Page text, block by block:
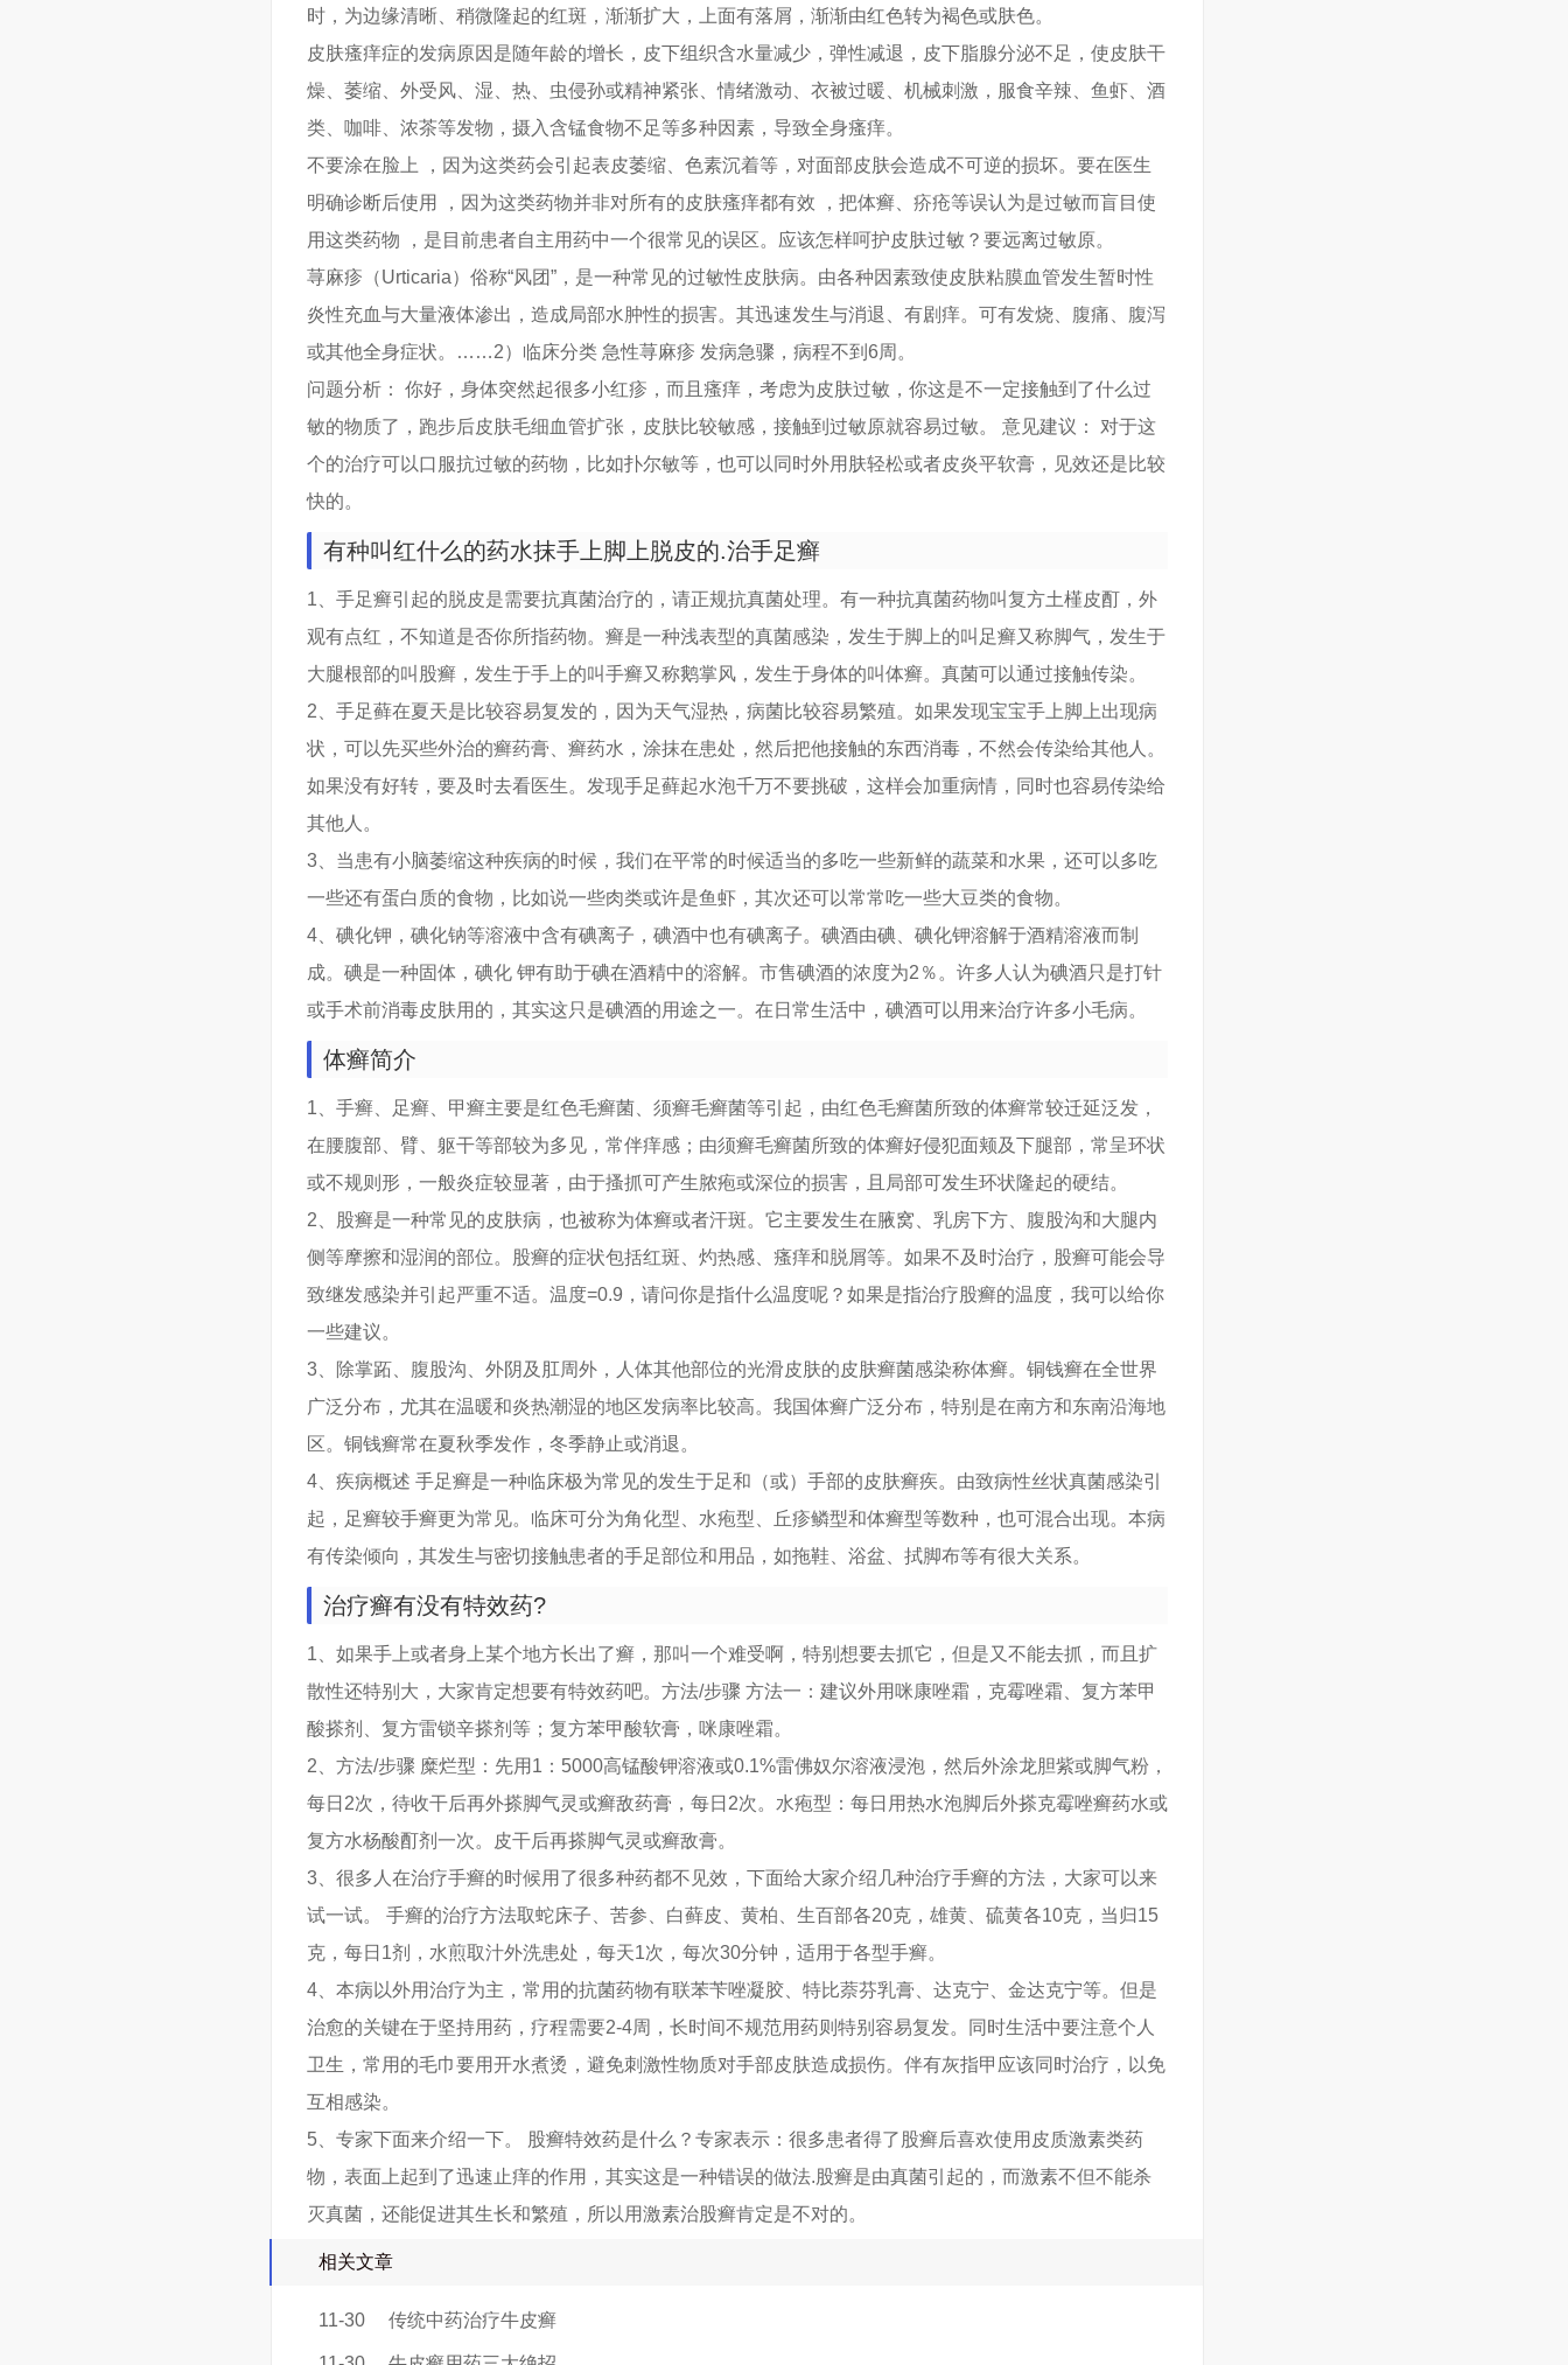
时，为边缘清晰、稍微隆起的红斑，渐渐扩大，上面有落屑，渐渐由红色转为褐色或肤色。
皮肤瘙痒症的发病原因是随年龄的增长，皮下组织含水量减少，弹性减退，皮下脂腺分泌不足，使皮肤干
燥、萎缩、外受风、湿、热、虫侵孙或精神紧张、情绪激动、衣被过暖、机械刺激，服食辛辣、鱼虾、酒
类、咖啡、浓茶等发物，摄入含锰食物不足等多种因素，导致全身瘙痒。
不要涂在脸上 ，因为这类药会引起表皮萎缩、色素沉着等，对面部皮肤会造成不可逆的损坏。要在医生
明确诊断后使用 ，因为这类药物并非对所有的皮肤瘙痒都有效 ，把体癣、疥疮等误认为是过敏而盲目使
用这类药物 ，是目前患者自主用药中一个很常见的误区。应该怎样呵护皮肤过敏？要远离过敏原。
荨麻疹（Urticaria）俗称“风团”，是一种常见的过敏性皮肤病。由各种因素致使皮肤粘膜血管发生暂时性
炎性充血与大量液体渗出，造成局部水肿性的损害。其迅速发生与消退、有剧痒。可有发烧、腹痛、腹泻
或其他全身症状。……2）临床分类 急性荨麻疹 发病急骤，病程不到6周。
问题分析： 你好，身体突然起很多小红疹，而且瘙痒，考虑为皮肤过敏，你这是不一定接触到了什么过
敏的物质了，跑步后皮肤毛细血管扩张，皮肤比较敏感，接触到过敏原就容易过敏。 意见建议： 对于这
个的治疗可以口服抗过敏的药物，比如扑尔敏等，也可以同时外用肤轻松或者皮炎平软膏，见效还是比较
快的。
有种叫红什么的药水抹手上脚上脱皮的.治手足癣
1、手足癣引起的脱皮是需要抗真菌治疗的，请正规抗真菌处理。有一种抗真菌药物叫复方土槿皮酊，外
观有点红，不知道是否你所指药物。癣是一种浅表型的真菌感染，发生于脚上的叫足癣又称脚气，发生于
大腿根部的叫股癣，发生于手上的叫手癣又称鹅掌风，发生于身体的叫体癣。真菌可以通过接触传染。
2、手足藓在夏天是比较容易复发的，因为天气湿热，病菌比较容易繁殖。如果发现宝宝手上脚上出现病
状，可以先买些外治的癣药膏、癣药水，涂抹在患处，然后把他接触的东西消毒，不然会传染给其他人。
如果没有好转，要及时去看医生。发现手足藓起水泡千万不要挑破，这样会加重病情，同时也容易传染给
其他人。
3、当患有小脑萎缩这种疾病的时候，我们在平常的时候适当的多吃一些新鲜的蔬菜和水果，还可以多吃
一些还有蛋白质的食物，比如说一些肉类或许是鱼虾，其次还可以常常吃一些大豆类的食物。
4、碘化钾，碘化钠等溶液中含有碘离子，碘酒中也有碘离子。碘酒由碘、碘化钾溶解于酒精溶液而制
成。碘是一种固体，碘化 钾有助于碘在酒精中的溶解。市售碘酒的浓度为2％。许多人认为碘酒只是打针
或手术前消毒皮肤用的，其实这只是碘酒的用途之一。在日常生活中，碘酒可以用来治疗许多小毛病。
体癣简介
1、手癣、足癣、甲癣主要是红色毛癣菌、须癣毛癣菌等引起，由红色毛癣菌所致的体癣常较迁延泛发，
在腰腹部、臂、躯干等部较为多见，常伴痒感；由须癣毛癣菌所致的体癣好侵犯面颊及下腿部，常呈环状
或不规则形，一般炎症较显著，由于搔抓可产生脓疱或深位的损害，且局部可发生环状隆起的硬结。
2、股癣是一种常见的皮肤病，也被称为体癣或者汗斑。它主要发生在腋窝、乳房下方、腹股沟和大腿内
侧等摩擦和湿润的部位。股癣的症状包括红斑、灼热感、瘙痒和脱屑等。如果不及时治疗，股癣可能会导
致继发感染并引起严重不适。温度=0.9，请问你是指什么温度呢？如果是指治疗股癣的温度，我可以给你
一些建议。
3、除掌跖、腹股沟、外阴及肛周外，人体其他部位的光滑皮肤的皮肤癣菌感染称体癣。铜钱癣在全世界
广泛分布，尤其在温暖和炎热潮湿的地区发病率比较高。我国体癣广泛分布，特别是在南方和东南沿海地
区。铜钱癣常在夏秋季发作，冬季静止或消退。
4、疾病概述 手足癣是一种临床极为常见的发生于足和（或）手部的皮肤癣疾。由致病性丝状真菌感染引
起，足癣较手癣更为常见。临床可分为角化型、水疱型、丘疹鳞型和体癣型等数种，也可混合出现。本病
有传染倾向，其发生与密切接触患者的手足部位和用品，如拖鞋、浴盆、拭脚布等有很大关系。
治疗癣有没有特效药?
1、如果手上或者身上某个地方长出了癣，那叫一个难受啊，特别想要去抓它，但是又不能去抓，而且扩
散性还特别大，大家肯定想要有特效药吧。方法/步骤 方法一：建议外用咪康唑霜，克霉唑霜、复方苯甲
酸搽剂、复方雷锁辛搽剂等；复方苯甲酸软膏，咪康唑霜。
2、方法/步骤 糜烂型：先用1：5000高锰酸钾溶液或0.1%雷佛奴尔溶液浸泡，然后外涂龙胆紫或脚气粉，
每日2次，待收干后再外搽脚气灵或癣敌药膏，每日2次。水疱型：每日用热水泡脚后外搽克霉唑癣药水或
复方水杨酸酊剂一次。皮干后再搽脚气灵或癣敌膏。
3、很多人在治疗手癣的时候用了很多种药都不见效，下面给大家介绍几种治疗手癣的方法，大家可以来
试一试。 手癣的治疗方法取蛇床子、苦参、白藓皮、黄柏、生百部各20克，雄黄、硫黄各10克，当归15
克，每日1剂，水煎取汁外洗患处，每天1次，每次30分钟，适用于各型手癣。
4、本病以外用治疗为主，常用的抗菌药物有联苯苄唑凝胶、特比萘芬乳膏、达克宁、金达克宁等。但是
治愈的关键在于坚持用药，疗程需要2-4周，长时间不规范用药则特别容易复发。同时生活中要注意个人
卫生，常用的毛巾要用开水煮烫，避免刺激性物质对手部皮肤造成损伤。伴有灰指甲应该同时治疗，以免
互相感染。
5、专家下面来介绍一下。 股癣特效药是什么？专家表示：很多患者得了股癣后喜欢使用皮质激素类药
物，表面上起到了迅速止痒的作用，其实这是一种错误的做法.股癣是由真菌引起的，而激素不但不能杀
灭真菌，还能促进其生长和繁殖，所以用激素治股癣肯定是不对的。
相关文章
11-30 传统中药治疗牛皮癣